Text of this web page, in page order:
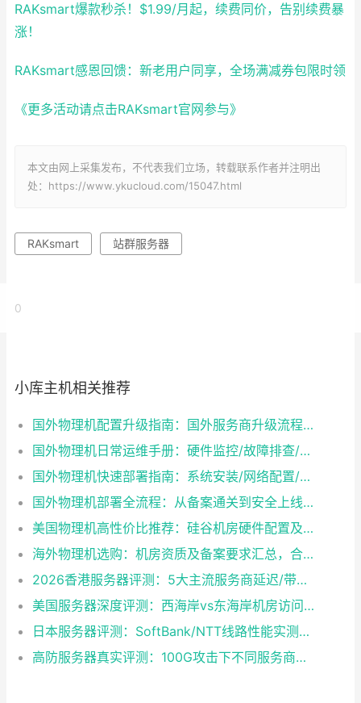
RAKsmart爆款秒杀！$1.99/月起，续费同价，告别续费暴
涨！
RAKsmart感恩回馈：新老用户同享，全场满减券包限时领
《更多活动请点击RAKsmart官网参与》
本文由网上采集发布，不代表我们立场，转载联系作者并注明出
处：https://www.ykucloud.com/15047.html
RAKsmart 站群服务器
0
小库主机相关推荐
国外物理机配置升级指南：国外服务商升级流程/成本/业务中断风险对比
国外物理机日常运维手册：硬件监控/故障排查/性能优化技巧
国外物理机快速部署指南：系统安装/网络配置/安全防护一步到位
国外物理机部署全流程：从备案通关到安全上线终极指南
美国物理机高性价比推荐：硅谷机房硬件配置及带宽方案怎么选？
海外物理机选购：机房资质及备案要求汇总，合规与性能如何兼得？
2026香港服务器评测：5大主流服务商延迟/带宽/稳定性实测
美国服务器深度评测：西海岸vs东海岸机房访问速度对比，哪个更适合你？
日本服务器评测：SoftBank/NTT线路性能实测与选型建议
高防服务器真实评测：100G攻击下不同服务商防护效果对比